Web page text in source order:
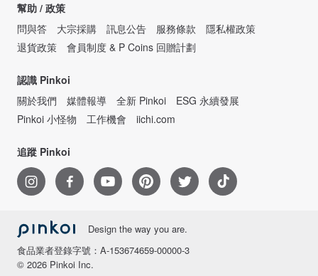
幫助 / 政策
問與答
大宗採購 訊息公告 服務條款
隱私權政策
退貨政策
會員制度 & P Coins 回贈計劃
認識 Pinkoi
關於我們
媒體報導 全新 Pinkoi
ESG 永續發展
Pinkoi 小怪物
工作機會 iichi.com
追蹤 Pinkoi
Design the way you are.
食品業者登錄字號：A-153674659-00000-3
© 2026 Pinkoi Inc.